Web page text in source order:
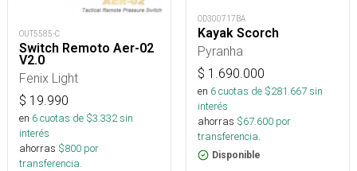
OUT5585-C
Switch Remoto Aer-02
V2.0
Fenix Light
$ 19.990
en 6cuotas de $3.332sin
interés
ahorras $800 por
transferencia.
OD300717BA
Kayak Scorch
Pyranha
$ 1.690.000
en 6cuotas de $281.667sin
interés
ahorras $67.600 por
transferencia.
Disponible